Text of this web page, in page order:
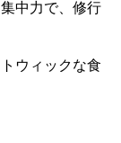
中力で、修行
ウィックな食